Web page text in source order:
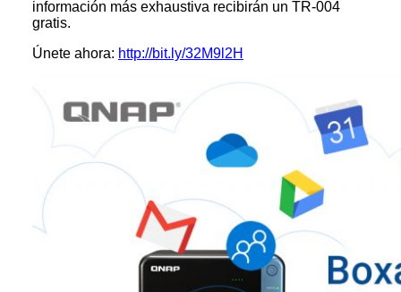
información más exhaustiva recibirán un TR-004
gratis.
Únete ahora: http://bit.ly/32M9l2H